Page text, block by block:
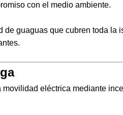
con el medio ambiente.
de guaguas que cubren toda
eléctrica mediante